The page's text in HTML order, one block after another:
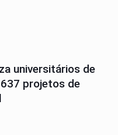
universitários de
projetos de